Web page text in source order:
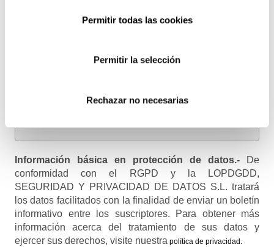
Permitir todas las cookies
Permitir la selección
Rechazar no necesarias
Nombre (opcional)
Información básica en protección de datos.- De
conformidad con el RGPD y la LOPDGDD,
SEGURIDAD Y PRIVACIDAD DE DATOS S.L. tratará
los datos facilitados con la finalidad de enviar un boletín
informativo entre los suscriptores. Para obtener más
información acerca del tratamiento de sus datos y
ejercer sus derechos, visite nuestra política de privacidad .